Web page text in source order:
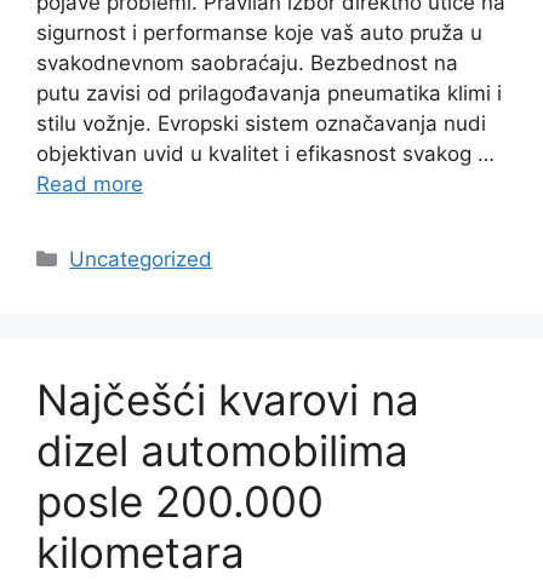
sigurnost i performanse koje vaš auto pruža u
svakodnevnom saobraćaju. Bezbednost na
putu zavisi od prilagođavanja pneumatika klimi i
stilu vožnje. Evropski sistem označavanja nudi
objektivan uvid u kvalitet i efikasnost svakog …
Read more
Categories
Uncategorized
Najčešći kvarovi na
dizel automobilima
posle 200.000
kilometara